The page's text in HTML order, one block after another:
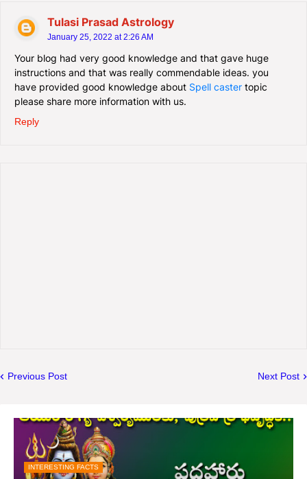
Tulasi Prasad Astrology
January 25, 2022 at 2:26 AM
Your blog had very good knowledge and that gave huge
instructions and that was really commendable ideas. you
have provided good knowledge about Spell caster topic
please share more information with us.
Reply
Previous Post Next Post
INTERESTING FACTS